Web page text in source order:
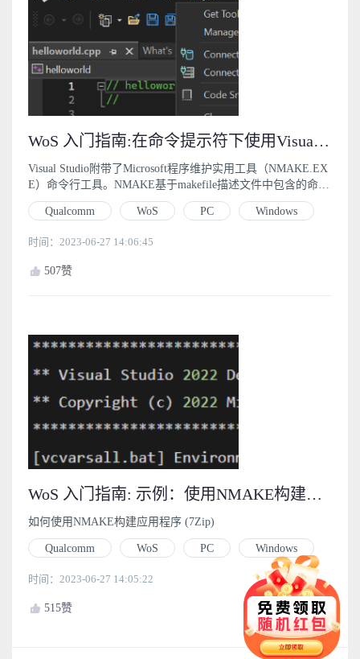
WoS 入门指南:在命令提示符下使用Visual Studio批处理文件和NMAKE构建应用程序 (4.3)
Visual Studio附带了Microsoft程序维护实用工具（NMAKE.EX
E）命令行工具。NMAKE基于makefile描述文件中包含的命令
构建项目。
Qualcomm
WoS PC Windows
时间：2023-06-27 14:06:45
507赞
WoS 入门指南: 示例：使用NMAKE构建应用程序 (7Zip) (4.3.1)
如何使用NMAKE构建应用程序 (7Zip)
Qualcomm WoS PC Windows
时间：2023-06-27 14:05:22
515赞